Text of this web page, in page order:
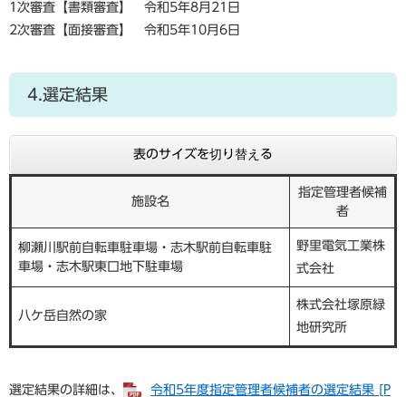
1次審査【書類審査】 令和5年8月21日
2次審査【面接審査】 令和5年10月6日
4.選定結果
表のサイズを切り替える
施設名
指定管理者候補
者
柳瀬川駅前自転車駐車場・志木駅前自転車駐
車場・志木駅東口地下駐車場
野里電気工業株
式会社
八ケ岳自然の家
株式会社塚原緑
地研究所
選定結果の詳細は、
令和5年度指定管理者候補者の選定結果 [P